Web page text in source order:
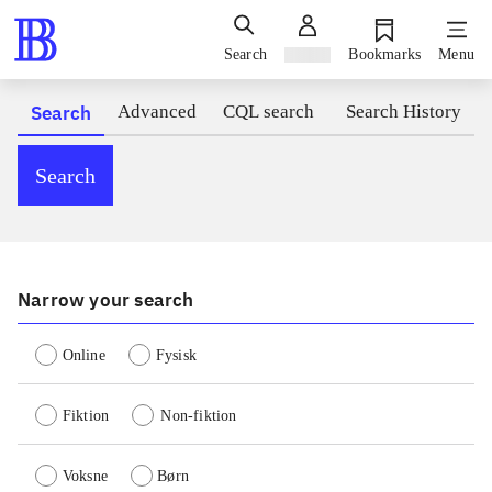
Search Bookmarks Menu
Search Advanced CQL search Search History
Search
Narrow your search
Online Fysisk
Fiktion Non-fiktion
Voksne Børn